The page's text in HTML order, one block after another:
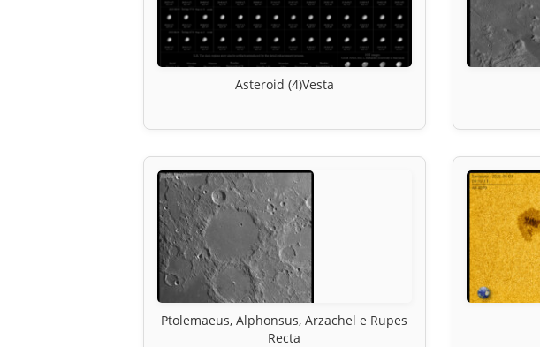
Asteroid (4)Vesta
Ptolemaeus, Alphonsus, Arzachel e Rupes
Recta